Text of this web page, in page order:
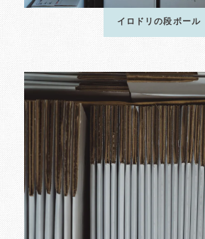
イロドリの段ボール